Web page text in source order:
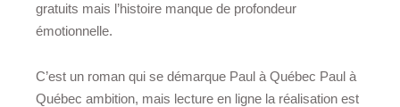
gratuits mais l’histoire manque de profondeur
émotionnelle.
C’est un roman qui se démarque Paul à Québec Paul à
Québec ambition, mais lecture en ligne la réalisation est